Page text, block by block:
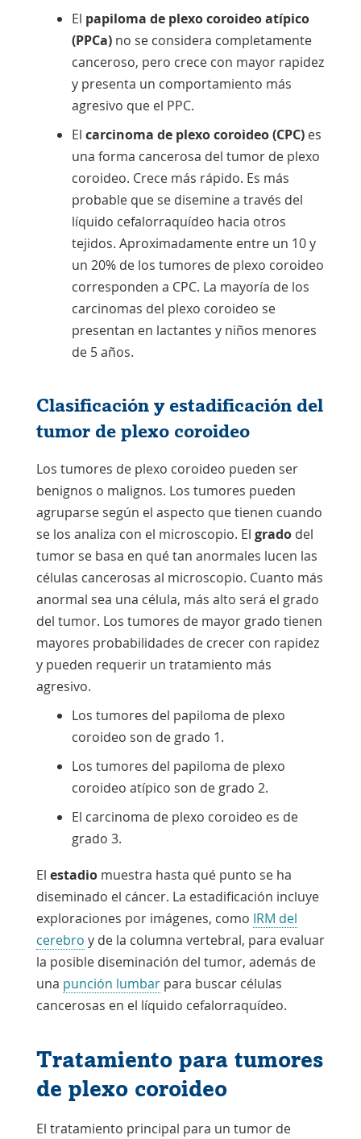
El papiloma de plexo coroideo atípico
(PPCa)no se considera completamente
canceroso, pero crece con mayor rapidez
y presenta un comportamiento más
agresivo que el PPC.
El carcinoma de plexo coroideo (CPC)es
una forma cancerosa del tumor de plexo
coroideo. Crece más rápido. Es más
probable que se disemine a través del
líquido cefalorraquídeo hacia otros
tejidos. Aproximadamente entre un 10 y
un 20% de los tumores de plexo coroideo
corresponden a CPC. La mayoría de los
carcinomas del plexo coroideo se
presentan en lactantes y niños menores
de 5 años.
Clasificación y estadificación del
tumor de plexo coroideo
Los tumores de plexo coroideo pueden ser
benignos o malignos. Los tumores pueden
agruparse según el aspecto que tienen cuando
se los analiza con el microscopio. El gradodel
tumor se basa en qué tan anormales lucen las
células cancerosas al microscopio. Cuanto más
anormal sea una célula, más alto será el grado
del tumor. Los tumores de mayor grado tienen
mayores probabilidades de crecer con rapidez
y pueden requerir un tratamiento más
agresivo.
Los tumores del papiloma de plexo
coroideo son de grado 1.
Los tumores del papiloma de plexo
coroideo atípico son de grado 2.
El carcinoma de plexo coroideo es de
grado 3.
El estadiomuestra hasta qué punto se ha
diseminado el cáncer. La estadificación incluye
exploraciones por imágenes, como IRM del
cerebro y de la columna vertebral, para evaluar
la posible diseminación del tumor, además de
una punción lumbarpara buscar células
cancerosas en el líquido cefalorraquídeo.
Tratamiento para tumores
de plexo coroideo
El tratamiento principal para un tumor de